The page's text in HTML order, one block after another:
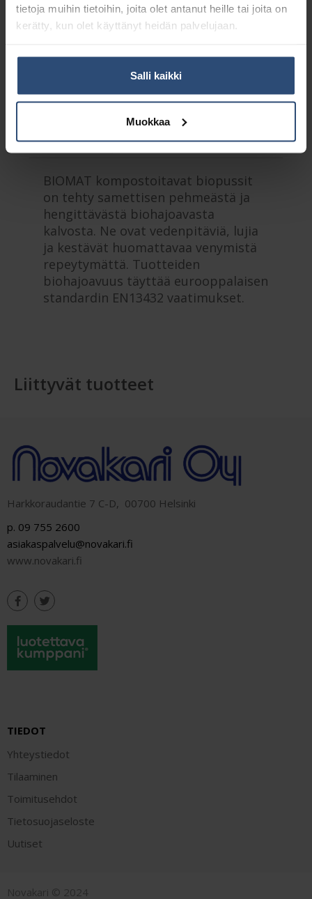
tietoja muihin tietoihin, joita olet antanut heille tai joita on
kerätty, kun olet käyttänyt heidän palvelujaan.
Salli kaikki
Muokkaa
Tuotetunnus (SKU):
4422
Osasto:
Biojätepussit
BIOMAT kompostoitavat biopussit
on tehty samettisen pehmeästä ja
hengittävästä biohajoavasta
kalvosta. Ne ovat vedenpitäviä, lujia
ja kestävät huomattavaa venymistä
repeytymättä. Tuotteiden
biohajoavuus täyttää eurooppalaisen
standardin EN13432 vaatimukset.
Liittyvät tuotteet
Harkkoraudantie 7 C-D, 00700 Helsinki
p. 09 755 2600
asiakaspalvelu@novakari.fi
www.novakari.fi
TIEDOT
Yhteystiedot
Tilaaminen
Toimitusehdot
Tietosuojaseloste
Uutiset
Novakari © 2024